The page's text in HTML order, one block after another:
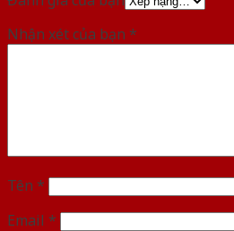
Nhận xét của bạn *
Tên *
Email *